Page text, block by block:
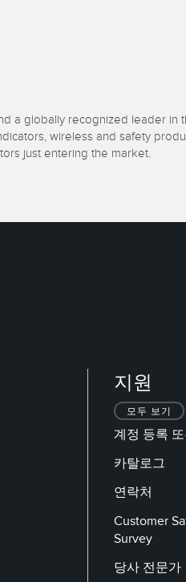
a globally recognized leader in
wireless and safety
just entering the market.
지원
모두 보기
계정 등록
카탈로그
연락처
Customer
Survey
당사 전문가